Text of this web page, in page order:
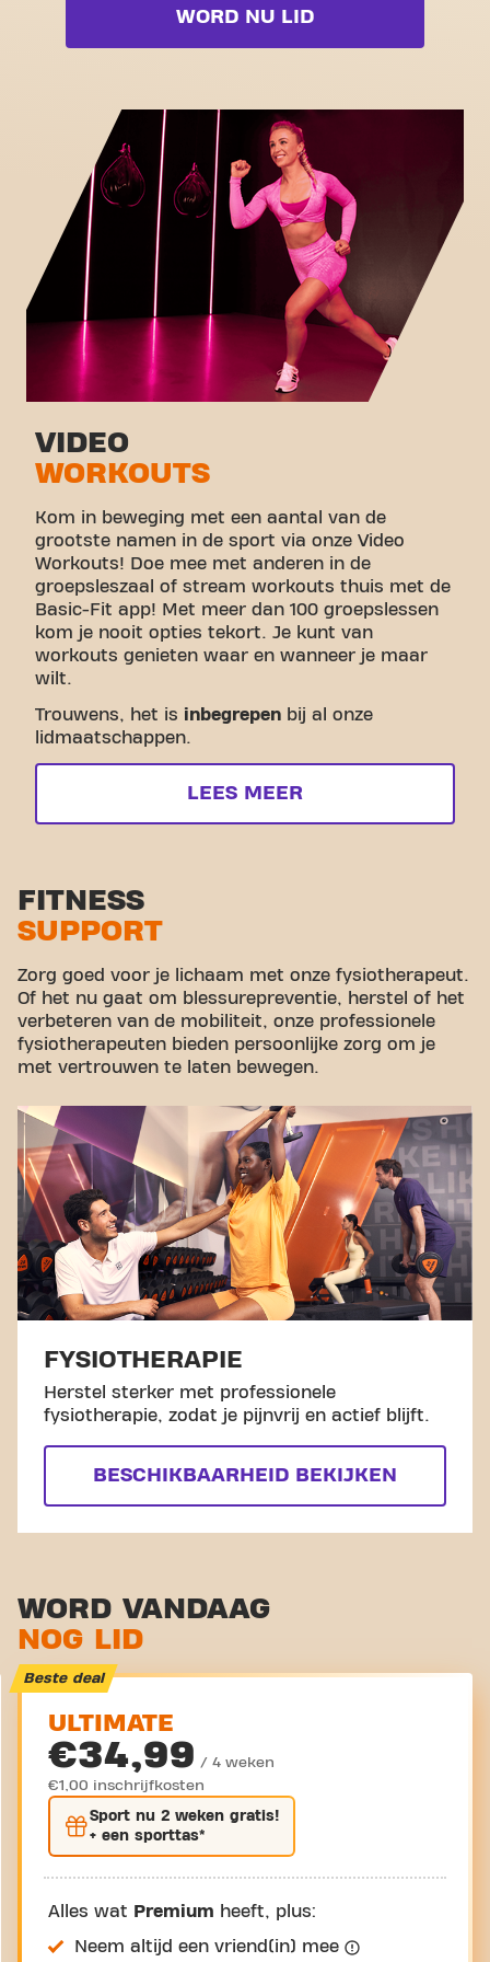
Box
Volledige lijst bekijken
Stretch zone
Virtual cycling
Rondleiding
WORD NU LID
VIDEO
WORKOUTS
Kom in beweging met een aantal van de
grootste namen in de sport via onze Video
Workouts! Doe mee met anderen in de
groepsleszaal of stream workouts thuis met de
Basic-Fit app! Met meer dan 100 groepslessen
kom je nooit opties tekort. Je kunt van
workouts genieten waar en wanneer je maar
wilt.
Trouwens, het is inbegrepen bij al onze
lidmaatschappen.
LEES MEER
FITNESS
SUPPORT
Zorg goed voor je lichaam met onze fysiotherapeut.
Of het nu gaat om blessurepreventie, herstel of het
verbeteren van de mobiliteit, onze professionele
fysiotherapeuten bieden persoonlijke zorg om je
met vertrouwen te laten bewegen.
FYSIOTHERAPIE
Herstel sterker met professionele
fysiotherapie, zodat je pijnvrij en actief blijft.
BESCHIKBAARHEID BEKIJKEN
WORD VANDAAG
NOG LID
Beste deal
ULTIMATE
€34,99 / 4 weken
€1,00 inschrijfkosten
Sport nu 2 weken gratis!
+ een sporttas*
Alles wat Premium heeft, plus:
Neem altijd een vriend(in) mee